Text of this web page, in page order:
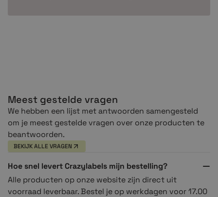
Meest gestelde vragen
We hebben een lijst met antwoorden samengesteld
om je meest gestelde vragen over onze producten te
beantwoorden.
BEKIJK ALLE VRAGEN
Hoe snel levert Crazylabels mijn bestelling?
Alle producten op onze website zijn direct uit
voorraad leverbaar. Bestel je op werkdagen voor 17.00